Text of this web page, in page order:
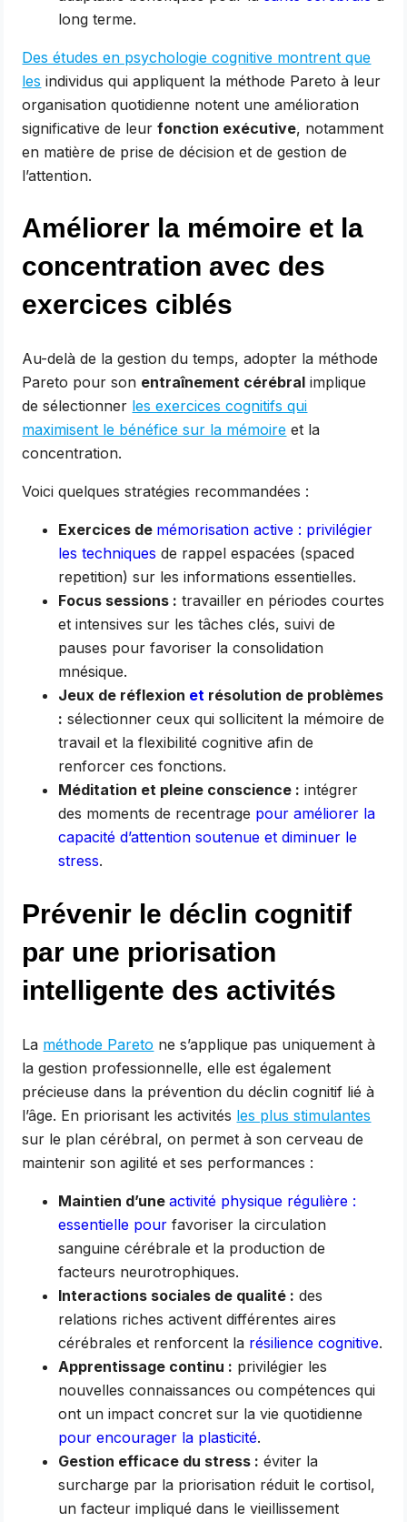
long terme.
Des études en psychologie cognitive montrent que
les individus qui appliquent la méthode Pareto à leur
organisation quotidienne notent une amélioration
significative de leurfonction exécutive, notamment
en matière de prise de décision et de gestion de
l’attention.
Améliorer la mémoire et la
concentration avec des
exercices ciblés
Au-delà de la gestion du temps, adopter la méthode
Pareto pour son entraînement cérébral implique
de sélectionner les exercices cognitifs qui
maximisent le bénéfice sur la mémoire et la
concentration.
Voici quelques stratégies recommandées :
Exercices de mémorisation active : privilégier
les techniques de rappel espacées (spaced
repetition) sur les informations essentielles.
Focus sessions : travailler en périodes courtes
et intensives sur les tâches clés, suivi de
pauses pour favoriser la consolidation
mnésique.
Jeux de réflexion et résolution de problèmes
: sélectionner ceux qui sollicitent la mémoire de
travail et la flexibilité cognitive afin de
renforcer ces fonctions.
Méditation et pleine conscience : intégrer
des moments de recentrage pour améliorer la
capacité d’attention soutenue et diminuer le
stress.
Prévenir le déclin cognitif
par une priorisation
intelligente des activités
La méthode Pareto ne s’applique pas uniquement à
la gestion professionnelle, elle est également
précieuse dans la prévention du déclin cognitif lié à
l’âge. En priorisant les activités les plus stimulantes
sur le plan cérébral, on permet à son cerveau de
maintenir son agilité et ses performances :
Maintien d’uneactivité physique régulière :
essentielle pour favoriser la circulation
sanguine cérébrale et la production de
facteurs neurotrophiques.
Interactions sociales de qualité : des
relations riches activent différentes aires
cérébrales et renforcent la résilience cognitive.
Apprentissage continu : privilégier les
nouvelles connaissances ou compétences qui
ont un impact concret sur la vie quotidienne
pour encourager la plasticité.
Gestion efficace du stress : éviter la
surcharge par la priorisation réduit le cortisol,
un facteur impliqué dans le vieillissement